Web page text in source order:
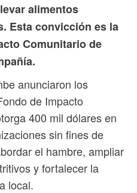
alimentos
Esta convicción es la
Comunitario de
anunciaron los
de Impacto
400 mil dólares en
sin fines de
el hambre, ampliar
y fortalecer la
local.